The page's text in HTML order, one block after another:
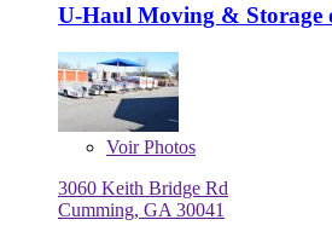
U-Haul Moving & Storage
VoirPhotos
3060 Keith Bridge Rd
Cumming, GA 30041